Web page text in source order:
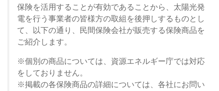
保険を活用することが有効であることから、太陽光発
電を行う事業者の皆様方の取組を後押しするものとし
て、以下の通り、民間保険会社が販売する保険商品を
ご紹介します。
※個別の商品については、資源エネルギー庁では対応
をしておりません。
※掲載の各保険商品の詳細については、各社にお問い